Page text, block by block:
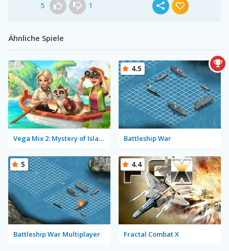
5 1
Ähnliche Spiele
Vega Mix 2: Mystery of Island Battleship War
4.5
Battleship War Multiplayer
5
Fractal Combat X
4.4